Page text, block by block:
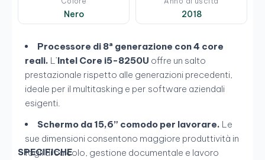
Nero 2018
Processore di 8ª generazione con 4 core
reali. L’Intel Core i5-8250U offre un salto
prestazionale rispetto alle generazioni precedenti,
ideale per il multitasking e per software aziendali
esigenti.
Schermo da 15,6” comodo per lavorare. Le
sue dimensioni consentono maggiore produttività in
fogli di calcolo, gestione documentale e lavoro
SPECIFICHE